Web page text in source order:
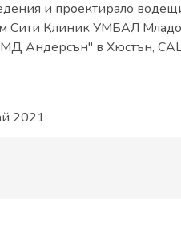
и проектирало
Сити Клиник УМБАЛ
Андерсън" в Хюстън,
2021